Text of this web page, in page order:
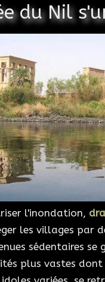
du Nil
l'inondation,
les villages par
sédentaires se
plus vastes dont